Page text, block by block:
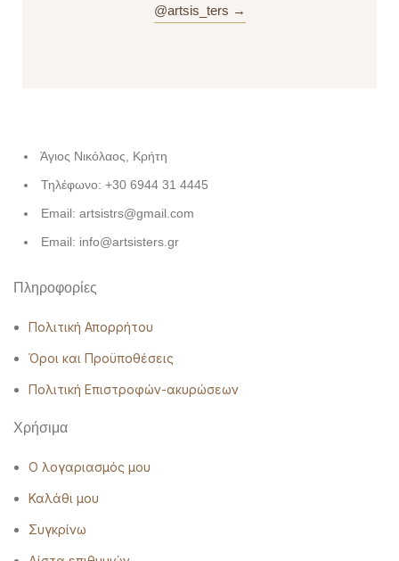
@artsis_ters →
Άγιος Νικόλαος, Κρήτη
Τηλέφωνο: +30 6944 31 4445
Email: artsistrs@gmail.com
Email: info@artsisters.gr
Πληροφορίες
Πολιτική Απορρήτου
Όροι και Προϋποθέσεις
Πολιτική Επιστροφών-ακυρώσεων
Χρήσιμα
Ο λογαριασμός μου
Καλάθι μου
Συγκρίνω